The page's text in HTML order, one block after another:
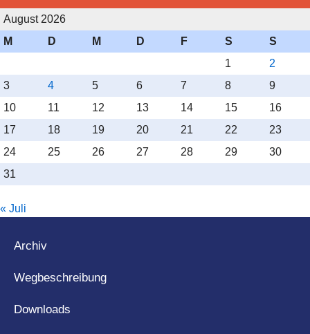
August 2026
M
D M D F S
S
1
2
3
4 5 6 7 8
9
10
11 12 13 14 15
16
17
18 19 20 21 22
23
24
25 26 27 28 29
30
31
« Juli
Archiv
Wegbeschreibung
Downloads